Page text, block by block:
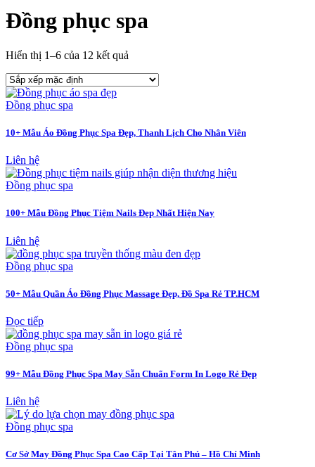
Đồng phục spa
Hiển thị 1–6 của 12 kết quả
Đồng phục spa
10+ Mẫu Áo Đồng Phục Spa Đẹp, Thanh Lịch Cho Nhân Viên
Liên hệ
Đồng phục spa
100+ Mẫu Đồng Phục Tiệm Nails Đẹp Nhất Hiện Nay
Liên hệ
Đồng phục spa
50+ Mẫu Quần Áo Đồng Phục Massage Đẹp, Đồ Spa Rẻ TP.HCM
Đọc tiếp
Đồng phục spa
99+ Mẫu Đồng Phục Spa May Sẵn Chuẩn Form In Logo Rẻ Đẹp
Liên hệ
Đồng phục spa
Cơ Sở May Đồng Phục Spa Cao Cấp Tại Tân Phú – Hồ Chí Minh